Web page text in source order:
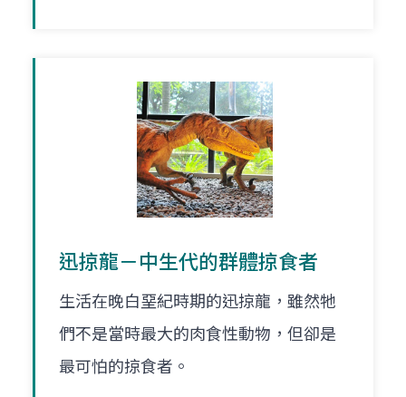
迅掠龍－中生代的群體掠食者
生活在晚白堊紀時期的迅掠龍，雖然牠
們不是當時最大的肉食性動物，但卻是
最可怕的掠食者。